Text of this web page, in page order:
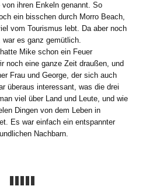
ihren Enkeln genannt. So
ein bisschen durch Morro Beach,
vom Tourismus lebt. Da aber noch
war es ganz gemütlich.
Mike schon ein Feuer
noch eine ganze Zeit draußen, und
Frau und George, der sich auch
überaus interessant, was die drei
viel über Land und Leute, und wie
Dingen von dem Leben in
Es war einfach ein entspannter
Nachbarn.